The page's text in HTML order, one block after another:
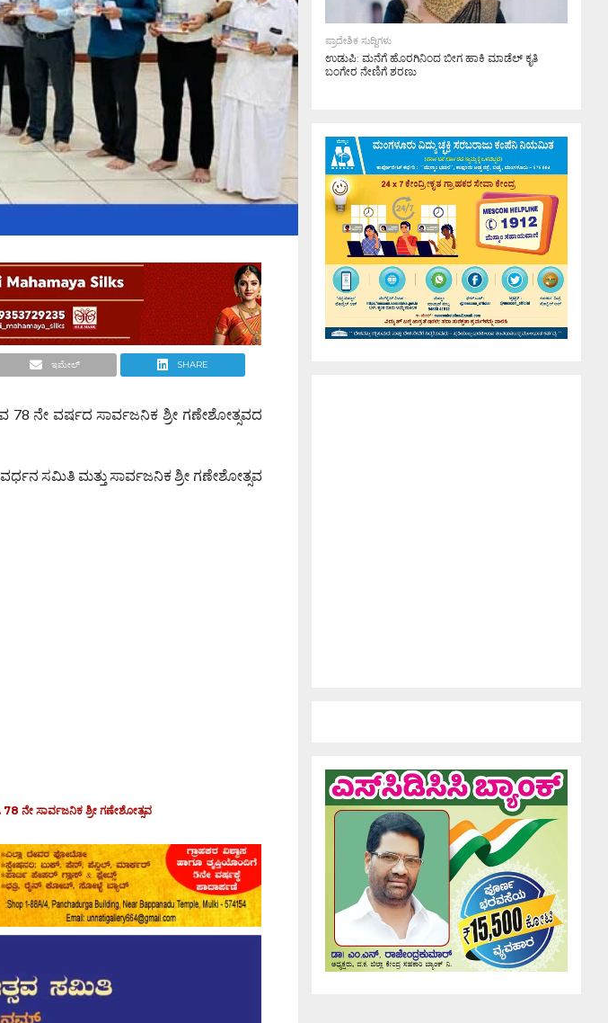
ಇಮೇಲ್ SHARE
ನೇ ವರ್ಷದ ಸಾರ್ವಜನಿಕ ಶ್ರೀ ಗಣೇಶೋತ್ಸವದ
ಸಮಿತಿ ಮತ್ತು ಸಾರ್ವಜನಿಕ ಶ್ರೀ ಗಣೇಶೋತ್ಸವ
ನೇ ಸಾರ್ವಜನಿಕ ಶ್ರೀ ಗಣೇಶೋತ್ಸವ
ಪ್ರಾದೇಶಿಕ ಸುದ್ದಿಗಳು
ಉಡುಪಿ: ಮನೆಗೆ ಹೊರಗಿನಿಂದ ಬೀಗ ಹಾಕಿ ಮಾಡೆಲ್ ಕೃತಿ
ಬಂಗೇರ ನೇಣಿಗೆ ಶರಣು